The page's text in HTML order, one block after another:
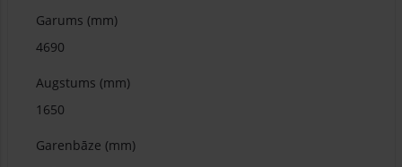
Garums (mm)
4690
Augstums (mm)
1650
Garenbāze (mm)